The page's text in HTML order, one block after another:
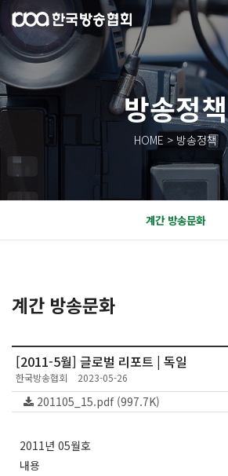
방송정책
HOME > 방송정책
계간 방송문화
계간 방송문화
[2011-5월] 글로벌 리포트 | 독일
한국방송협회 2023-05-26
201105_15.pdf (997.7K)
2011년 05월호
내용